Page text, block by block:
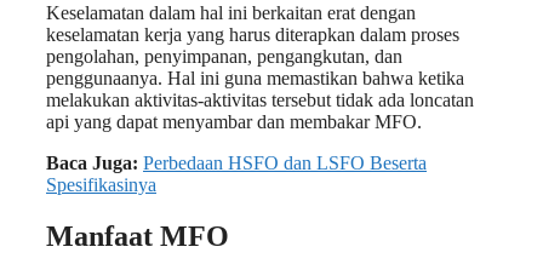
Keselamatan dalam hal ini berkaitan erat dengan
keselamatan kerja yang harus diterapkan dalam proses
pengolahan, penyimpanan, pengangkutan, dan
penggunaanya. Hal ini guna memastikan bahwa ketika
melakukan aktivitas-aktivitas tersebut tidak ada loncatan
api yang dapat menyambar dan membakar MFO.
Baca Juga: Perbedaan HSFO dan LSFO Beserta
Spesifikasinya
Manfaat MFO